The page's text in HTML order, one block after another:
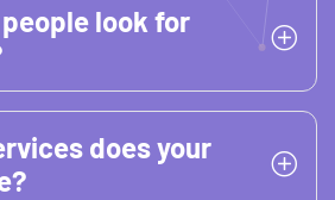
look for
does your